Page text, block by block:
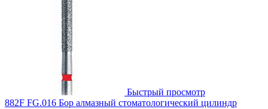
Быстрый просмотр
882F FG.016 Бор алмазный стоматологический цилиндр